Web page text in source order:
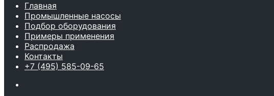
Главная
Промышленные насосы
Подбор оборудования
Примеры применения
Распродажа
Контакты
+7 (495) 585-09-65